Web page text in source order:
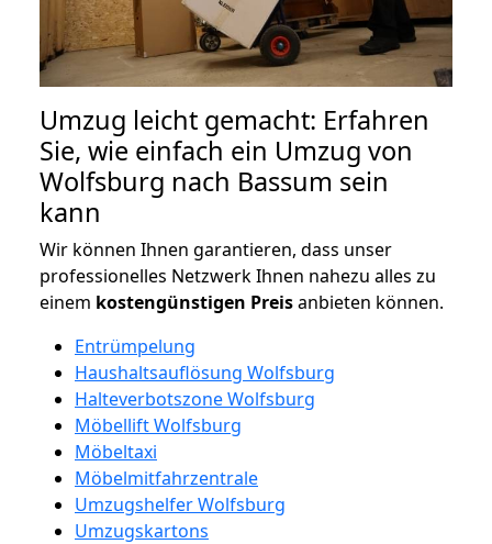
Umzug leicht gemacht: Erfahren
Sie, wie einfach ein Umzug von
Wolfsburg nach Bassum sein
kann
Wir können Ihnen garantieren, dass unser
professionelles Netzwerk Ihnen nahezu alles zu
einem kostengünstigen Preisanbieten können.
Entrümpelung
Haushaltsauflösung Wolfsburg
Halteverbotszone Wolfsburg
Möbellift Wolfsburg
Möbeltaxi
Möbelmitfahrzentrale
Umzugshelfer Wolfsburg
Umzugskartons